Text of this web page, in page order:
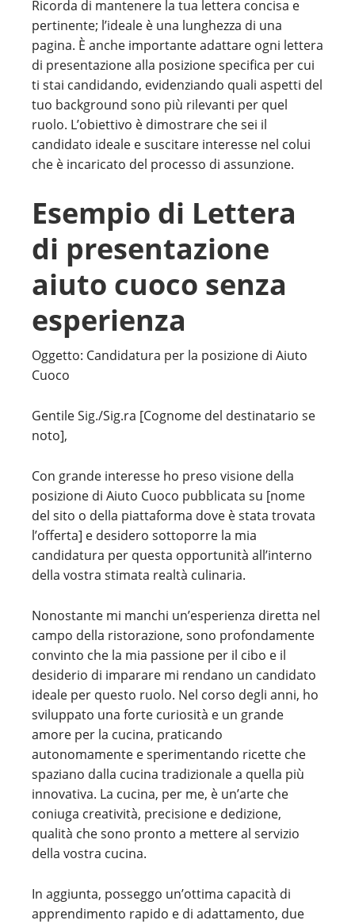
Ricorda di mantenere la tua lettera concisa e
pertinente; l’ideale è una lunghezza di una
pagina. È anche importante adattare ogni lettera
di presentazione alla posizione specifica per cui
ti stai candidando, evidenziando quali aspetti del
tuo background sono più rilevanti per quel
ruolo. L’obiettivo è dimostrare che sei il
candidato ideale e suscitare interesse nel colui
che è incaricato del processo di assunzione.
Esempio di Lettera
di presentazione
aiuto cuoco senza
esperienza
Oggetto: Candidatura per la posizione di Aiuto
Cuoco
Gentile Sig./Sig.ra [Cognome del destinatario se
noto],
Con grande interesse ho preso visione della
posizione di Aiuto Cuoco pubblicata su [nome
del sito o della piattaforma dove è stata trovata
l’offerta] e desidero sottoporre la mia
candidatura per questa opportunità all’interno
della vostra stimata realtà culinaria.
Nonostante mi manchi un’esperienza diretta nel
campo della ristorazione, sono profondamente
convinto che la mia passione per il cibo e il
desiderio di imparare mi rendano un candidato
ideale per questo ruolo. Nel corso degli anni, ho
sviluppato una forte curiosità e un grande
amore per la cucina, praticando
autonomamente e sperimentando ricette che
spaziano dalla cucina tradizionale a quella più
innovativa. La cucina, per me, è un’arte che
coniuga creatività, precisione e dedizione,
qualità che sono pronto a mettere al servizio
della vostra cucina.
In aggiunta, posseggo un’ottima capacità di
apprendimento rapido e di adattamento, due